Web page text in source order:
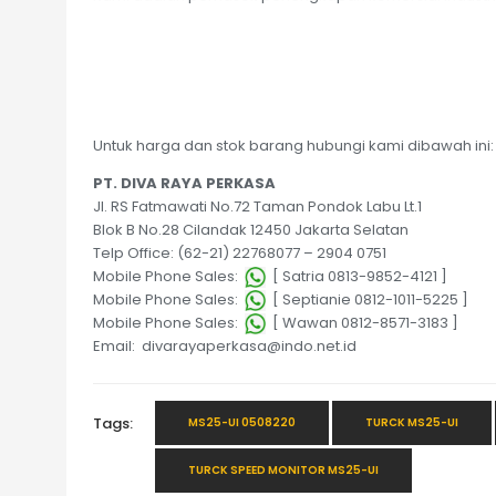
Untuk harga dan stok barang hubungi kami dibawah ini:
PT. DIVA RAYA PERKASA
Jl. RS Fatmawati No.72 Taman Pondok Labu Lt.1
Blok B No.28 Cilandak 12450 Jakarta Selatan
Telp Office: (62-21) 22768077 – 2904 0751
Mobile Phone Sales:
[ Satria 0813-9852-4121 ]
Mobile Phone Sales:
[ Septianie 0812-1011-5225 ]
Mobile Phone Sales:
[ Wawan 0812-8571-3183 ]
Email: divarayaperkasa@indo.net.id
Tags: MS25-UI 0508220 TURCK MS25-UI
TURCK SPEED MONITOR MS25-UI